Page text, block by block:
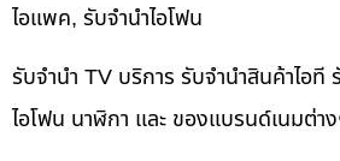
ไอแพค, รับจำนำไอโฟน
รับจำนำ TV บริการ รับจำนำสินค้าไอที
ไอโฟน นาฬิกา และ ของแบรนด์เนมต่า